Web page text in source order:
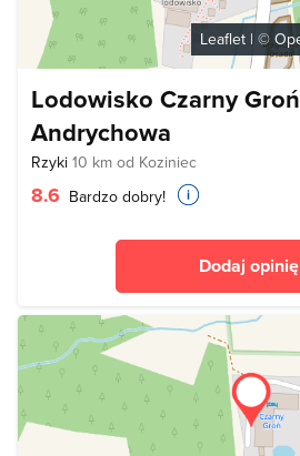
Leaflet | ©
Lodowisko Czarny
Andrychowa
Rzyki 10 km od Koziniec
8.6 Bardzo dobry!
Dodaj opinię